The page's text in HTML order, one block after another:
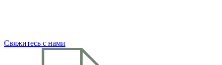
Свяжитесь с нами